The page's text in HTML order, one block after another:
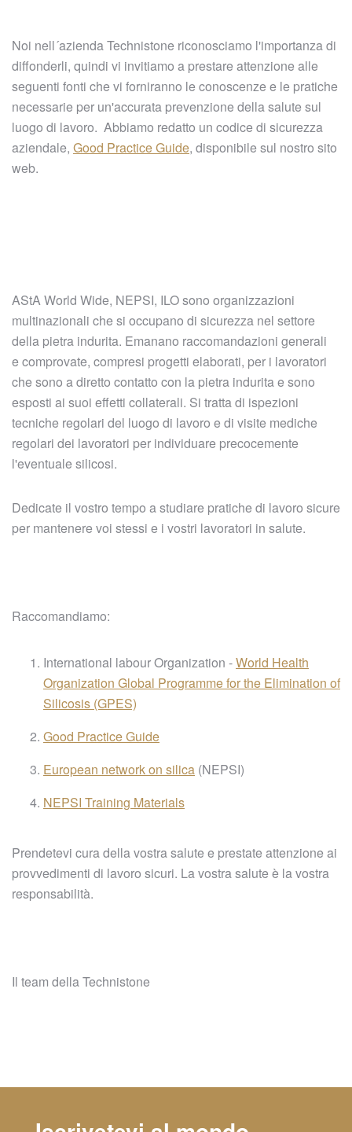
Noi nell´azienda Technistone riconosciamo l'importanza di
diffonderli, quindi vi invitiamo a prestare attenzione alle
seguenti fonti che vi forniranno le conoscenze e le pratiche
necessarie per un'accurata prevenzione della salute sul
luogo di lavoro. Abbiamo redatto un codice di sicurezza
aziendale, Good Practice Guide, disponibile sul nostro sito
web.
AStA World Wide, NEPSI, ILO sono organizzazioni
multinazionali che si occupano di sicurezza nel settore
della pietra indurita. Emanano raccomandazioni generali
e comprovate, compresi progetti elaborati, per i lavoratori
che sono a diretto contatto con la pietra indurita e sono
esposti ai suoi effetti collaterali. Si tratta di ispezioni
tecniche regolari del luogo di lavoro e di visite mediche
regolari dei lavoratori per individuare precocemente
l'eventuale silicosi.
Dedicate il vostro tempo a studiare pratiche di lavoro sicure
per mantenere voi stessi e i vostri lavoratori in salute.
Raccomandiamo:
International labour Organization -World Health
Organization Global Programme for the Elimination of
Silicosis (GPES)
Good Practice Guide
European network on silica (NEPSI)
NEPSI Training Materials
Prendetevi cura della vostra salute e prestate attenzione ai
provvedimenti di lavoro sicuri. La vostra salute è la vostra
responsabilità.
Il team della Technistone